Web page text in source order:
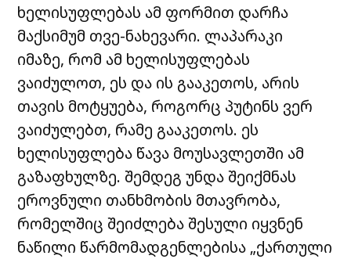
ხელისუფლებას ამ ფორმით დარჩა
მაქსიმუმ თვე-ნახევარი. ლაპარაკი
იმაზე, რომ ამ ხელისუფლებას
ვაიძულოთ, ეს და ის გააკეთოს, არის
თავის მოტყუება, როგორც პუტინს ვერ
ვაიძულებთ, რამე გააკეთოს. ეს
ხელისუფლება წავა მოუსავლეთში ამ
გაზაფხულზე. შემდეგ უნდა შეიქმნას
ეროვნული თანხმობის მთავრობა,
რომელშიც შეიძლება შესული იყვნენ
ნაწილი წარმომადგენლებისა „ქართული